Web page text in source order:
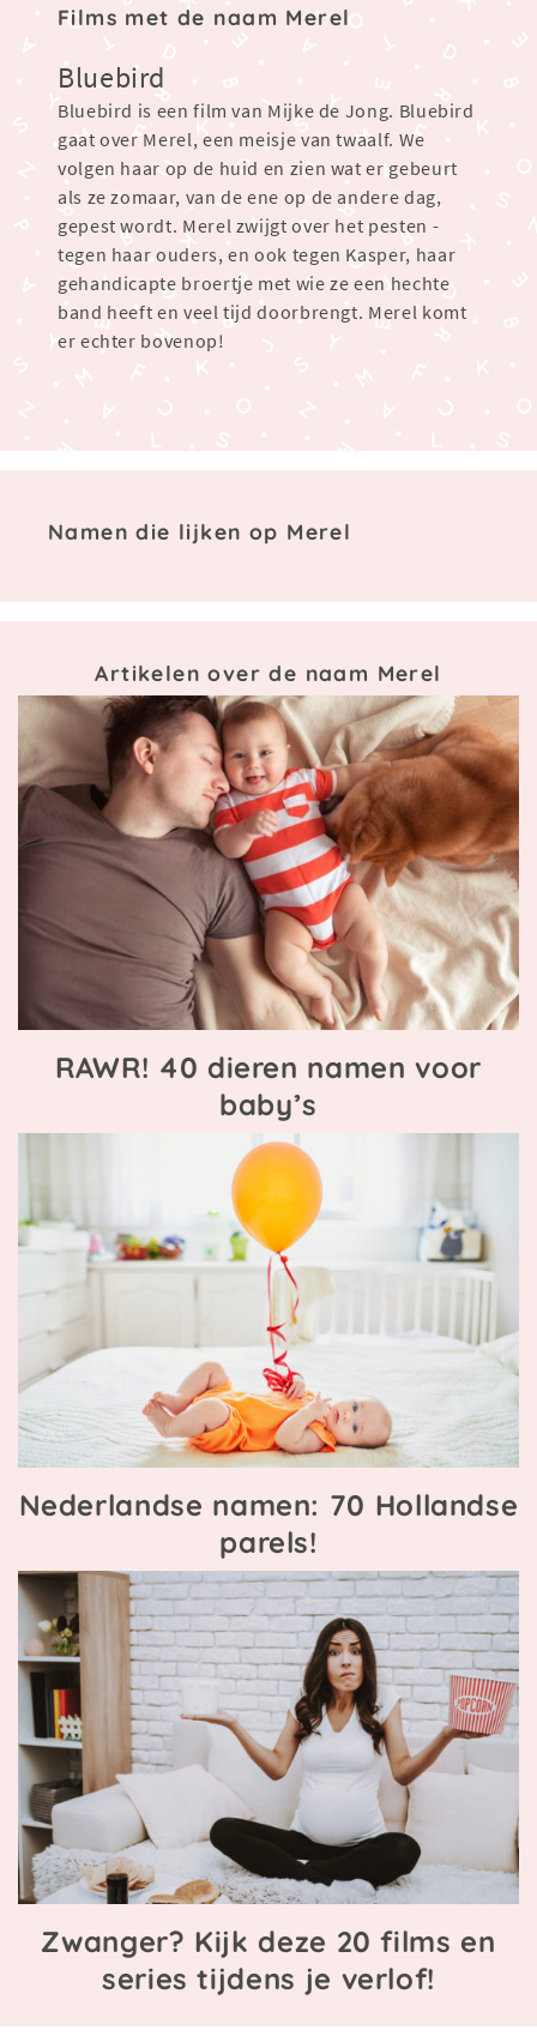
Films met de naam Merel
Bluebird
Bluebird is een film van Mijke de Jong. Bluebird
gaat over Merel, een meisje van twaalf. We
volgen haar op de huid en zien wat er gebeurt
als ze zomaar, van de ene op de andere dag,
gepest wordt. Merel zwijgt over het pesten -
tegen haar ouders, en ook tegen Kasper, haar
gehandicapte broertje met wie ze een hechte
band heeft en veel tijd doorbrengt. Merel komt
er echter bovenop!
Namen die lijken op Merel
Artikelen over de naam Merel
RAWR! 40 dieren namen voor
baby’s
Nederlandse namen: 70 Hollandse
parels!
Zwanger? Kijk deze 20 films en
series tijdens je verlof!